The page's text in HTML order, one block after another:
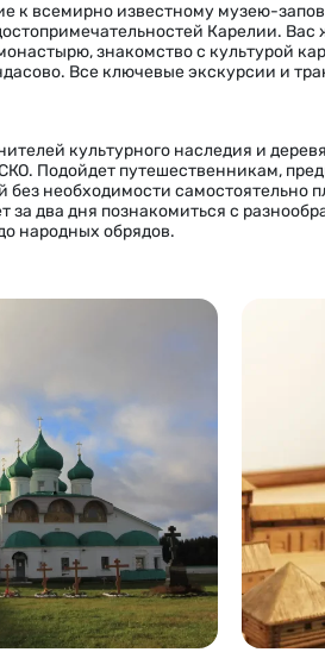
к всемирно известному музею-
Карелии.
знакомство с культурой
Все ключевые экскурсии и
культурного наследия и
Подойдет путешественникам,
необходимости самостоятельно
за два дня познакомиться с
народных обрядов.